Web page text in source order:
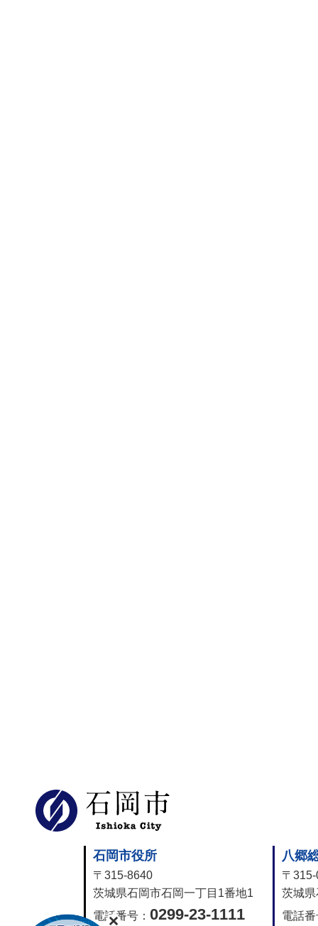
石岡市役所
〒315-8640
茨城県石岡市石岡一丁目1番地1
電話番号： 0299-23-1111
八郷
〒
茨城
電話